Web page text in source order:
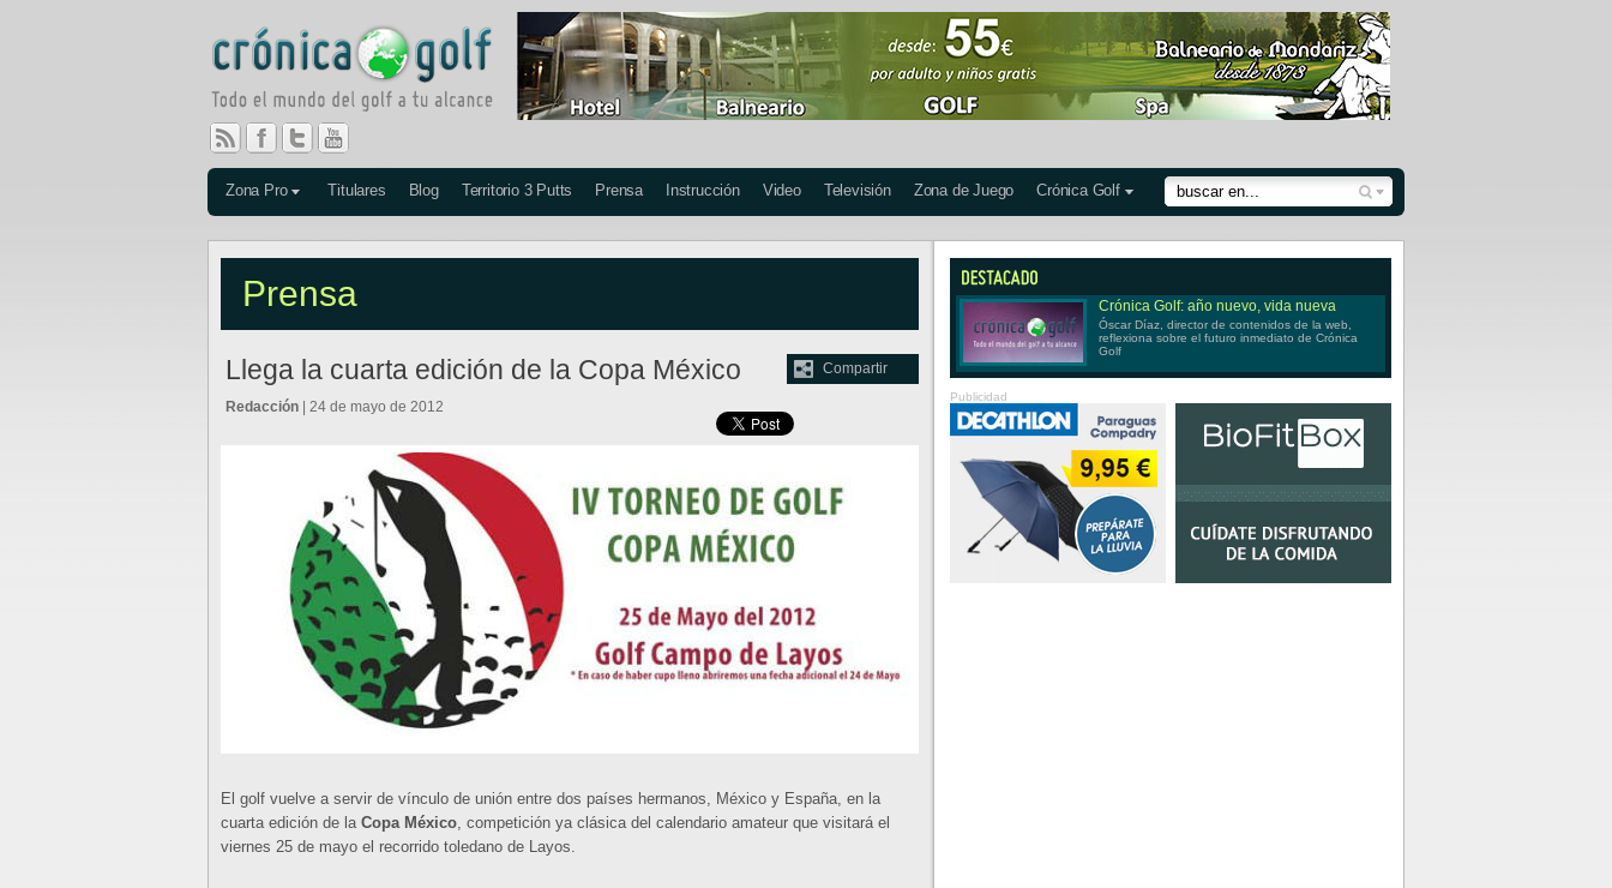
Zona Pro Titulares Blog Territorio 3 Putts Prensa Instrucción Video Televisión Zona de Juego Crónica Golf
Prensa
Compartir
Llega la cuarta edición de la Copa México
Redacción | 24 de mayo de 2012
El golf vuelve a servir de vínculo de unión entre dos países hermanos, México y España, en la
cuarta edición de la Copa México, competición ya clásica del calendario amateur que visitará el
viernes 25 de mayo el recorrido toledano de Layos.
Crónica Golf: año nuevo, vida nueva
Óscar Díaz, director de contenidos de la web,
reflexiona sobre el futuro inmediato de Crónica
Golf
Publicidad